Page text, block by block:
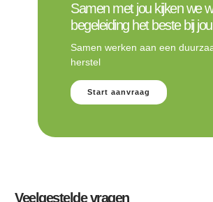
Samen met jou kijken we
begeleiding het beste bij
Samen werken aan een
herstel
Start aanvraag
Veelgestelde vragen